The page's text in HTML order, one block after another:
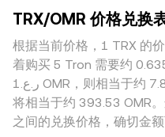
单，都会在短期内放大波动
rate 出现脉冲式波动。
或卖出导致池子失衡时，价
币报价联动的 TRX/OMR
订单簿的成交、跨平台
同构成了 TRX/OMR
出入金的监管要求更严格或
或合规溢价。此外，很多平
合，而是通过 TRX/USDT
成，这使得 USDT 相对
的 TRX/OMR conversion
收敛这些差异，但受限于提
率，价格并不会瞬间完全一
TRX/OMR 价格兑换
根据当前价格，1 TRX 的
着购买 5 Tron 需要约
ر.ع.1 OMR，则相当于约 7.8707 OMR，而 ر.ع.50 OMR 则
将相当于约 393.53 OMR
之间的兑换价格，确切金